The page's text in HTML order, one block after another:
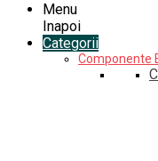
Menu
Inapoi
Categorii
Componente